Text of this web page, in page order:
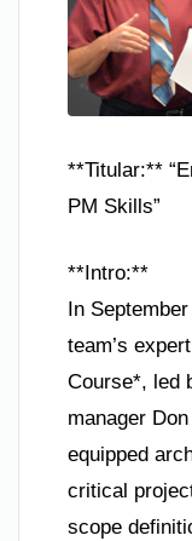
**Titular:**
PM Skills”
**Intro:**
In
team’s
Course*, led
manager
equipped
critical
scope